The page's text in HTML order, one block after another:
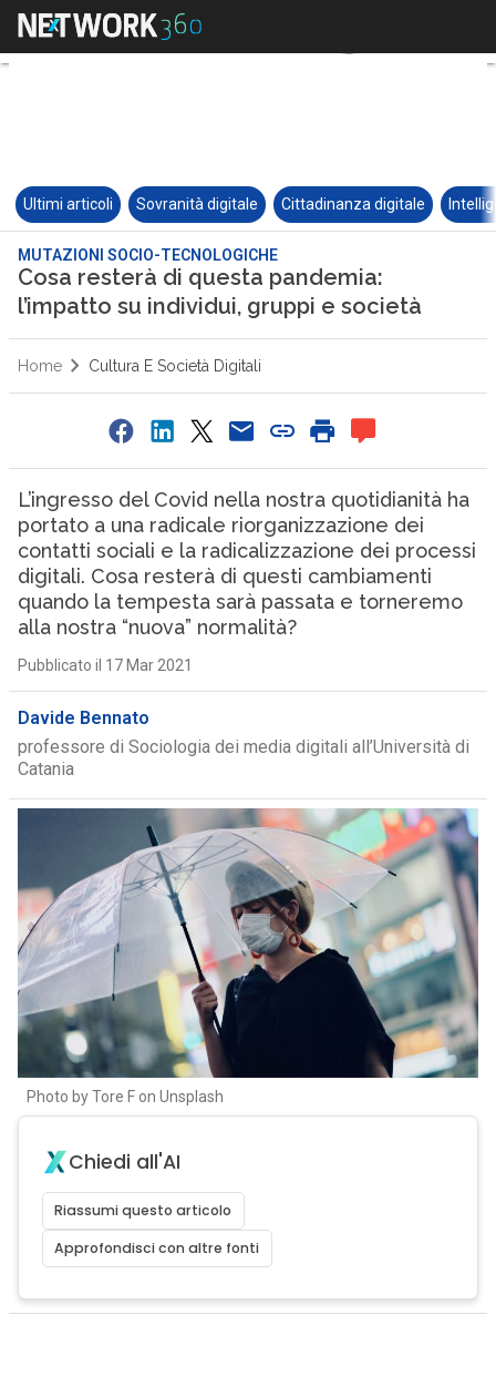
Ultimi articoli Sovranità digitale Cittadinanza digitale
MUTAZIONI SOCIO-TECNOLOGICHE
Cosa resterà di questa pandemia:
l’impatto su individui, gruppi e società
Home Cultura E Società Digitali
L’ingresso del Covid nella nostra quotidianità ha
portato a una radicale riorganizzazione dei
contatti sociali e la radicalizzazione dei processi
digitali. Cosa resterà di questi cambiamenti
quando la tempesta sarà passata e torneremo
alla nostra “nuova” normalità?
Pubblicato il 17 Mar 2021
Davide Bennato
professore di Sociologia dei media digitali all’Università di
Catania
Photo by Tore F on Unsplash
Chiedi all'AI
Riassumi questo articolo
Approfondisci con altre fonti